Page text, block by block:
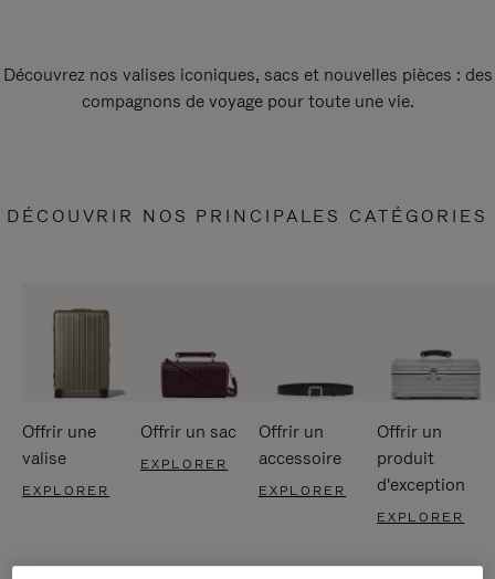
Découvrez nos valises iconiques, sacs et nouvelles pièces : des
compagnons de voyage pour toute une vie.
DÉCOUVRIR NOS PRINCIPALES CATÉGORIES
Offrir une
valise
EXPLORER
Offrir un sac
EXPLORER
Offrir un
accessoire
EXPLORER
Offrir un
produit
d'exception
EXPLORER